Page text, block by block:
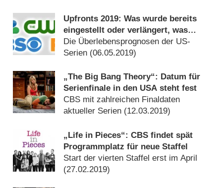
Upfronts 2019: Was wurde bereits
eingestellt oder verlängert, was
steht auf der Kippe?
Die Überlebensprognosen der US-
Serien (06.05.2019)
„The Big Bang Theory“: Datum für
Serienfinale in den USA steht fest
CBS mit zahlreichen Finaldaten
aktueller Serien (12.03.2019)
„Life in Pieces“: CBS findet spät
Programmplatz für neue Staffel
Start der vierten Staffel erst im April
(27.02.2019)